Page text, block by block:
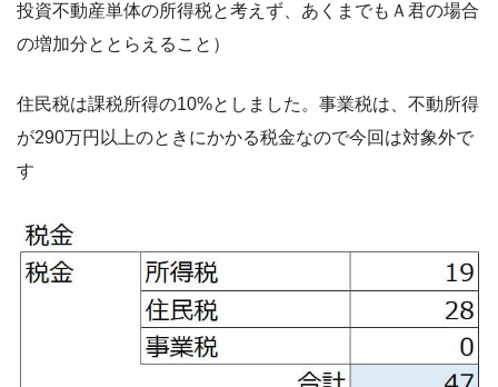
投資不動産単体の所得税と考えず、あくまでもＡ君の場合
の増加分ととらえること）
住民税は課税所得の10%としました。事業税は、不動所得
が290万円以上のときにかかる税金なので今回は対象外で
す